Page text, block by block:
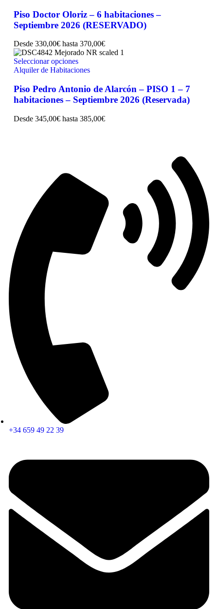
Piso Doctor Oloriz – 6 habitaciones –
Septiembre 2026 (RESERVADO)
Desde 330,00€ hasta 370,00€
Seleccionar opciones
Alquiler de Habitaciones
Piso Pedro Antonio de Alarcón – PISO 1 – 7
habitaciones – Septiembre 2026 (Reservada)
Desde 345,00€ hasta 385,00€
+34 659 49 22 39